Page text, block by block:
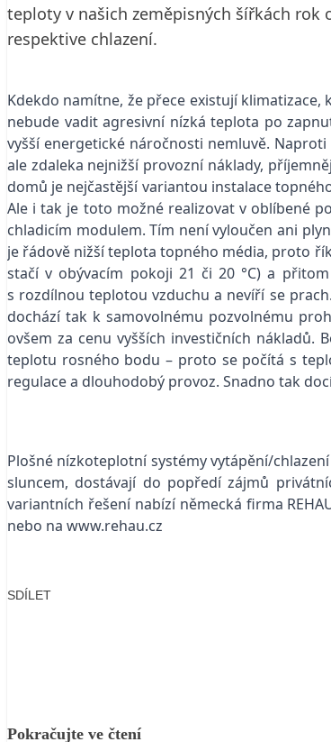
teploty v našich zeměpisných šířkách
respektive chlazení.
Kdekdo namítne, že přece existují
nebude vadit agresivní nízká teplota po
vyšší energetické náročnosti nemluvě.
ale zdaleka nejnižší provozní náklady,
domů je nejčastější variantou instalace
Ale i tak je toto možné realizovat v oblíbené
chladicím modulem. Tím není vyloučen ani
je řádově nižší teplota topného média, proto
stačí v obývacím pokoji 21 či 20 °C) a
s rozdílnou teplotou vzduchu a nevíří se
dochází tak k samovolnému pozvolnému
ovšem za cenu vyšších investičních
teplotu rosného bodu – proto se počítá s
regulace a dlouhodobý provoz. Snadno tak
Plošné nízkoteplotní systémy vytápění/
sluncem, dostávají do popředí zájmů
variantních řešení nabízí německá firma
nebo na www.rehau.cz
SDÍLET
Pokračujte ve čtení